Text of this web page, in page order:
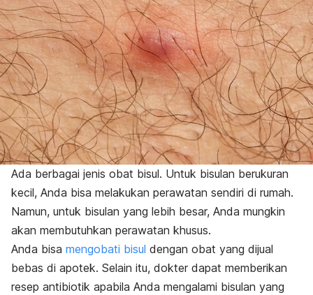
Ada berbagai jenis obat bisul. Untuk bisulan berukuran
kecil, Anda bisa melakukan perawatan sendiri di rumah.
Namun, untuk bisulan yang lebih besar, Anda mungkin
akan membutuhkan perawatan khusus.
Anda bisa mengobati bisul dengan obat yang dijual
bebas di apotek. Selain itu, dokter dapat memberikan
resep antibiotik apabila Anda mengalami bisulan yang